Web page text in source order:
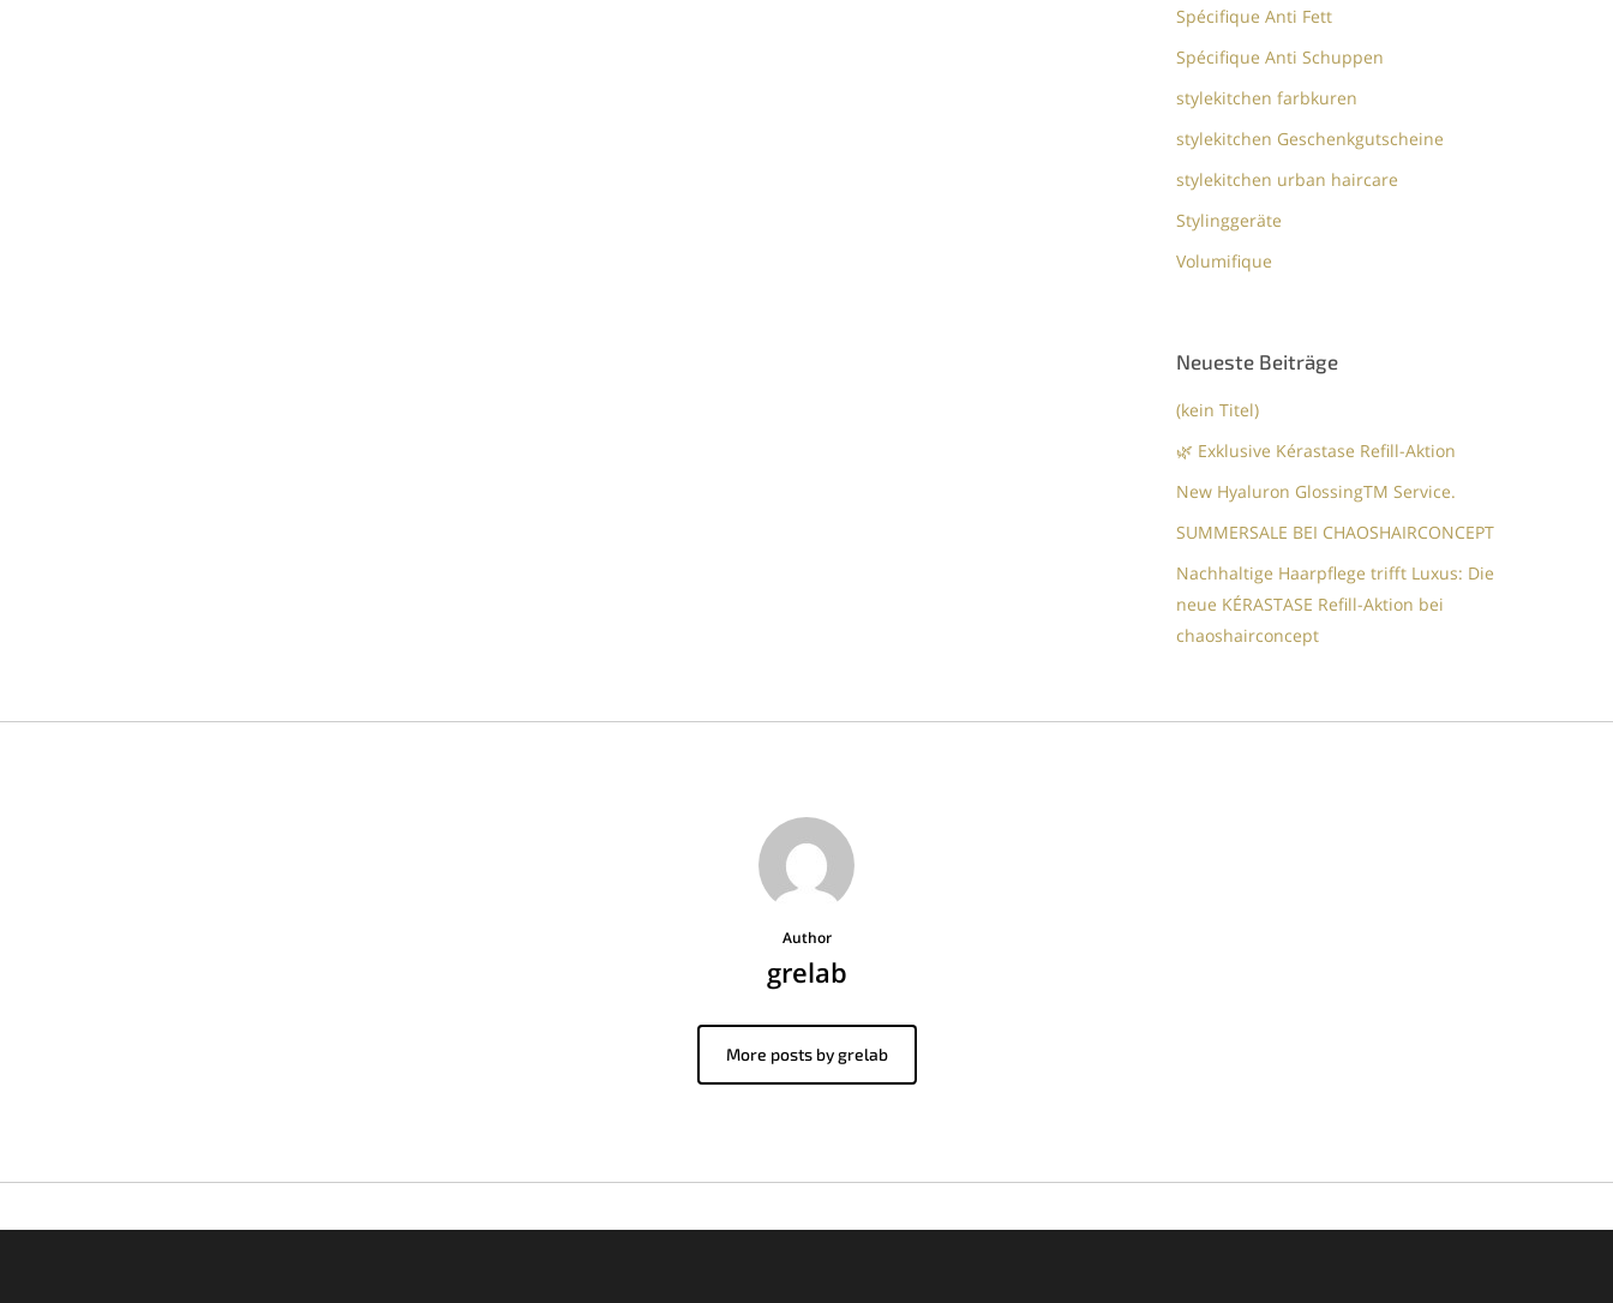
Spécifique Anti Fett
Spécifique Anti Schuppen
stylekitchen farbkuren
stylekitchen Geschenkgutscheine
stylekitchen urban haircare
Stylinggeräte
Volumifique
Neueste Beiträge
(kein Titel)
🌿 Exklusive Kérastase Refill-Aktion
New Hyaluron GlossingTM​ Service.​
SUMMERSALE BEI CHAOSHAIRCONCEPT
Nachhaltige Haarpflege trifft Luxus: Die
neue KÉRASTASE Refill-Aktion bei
chaoshairconcept
Author
grelab
More posts by grelab